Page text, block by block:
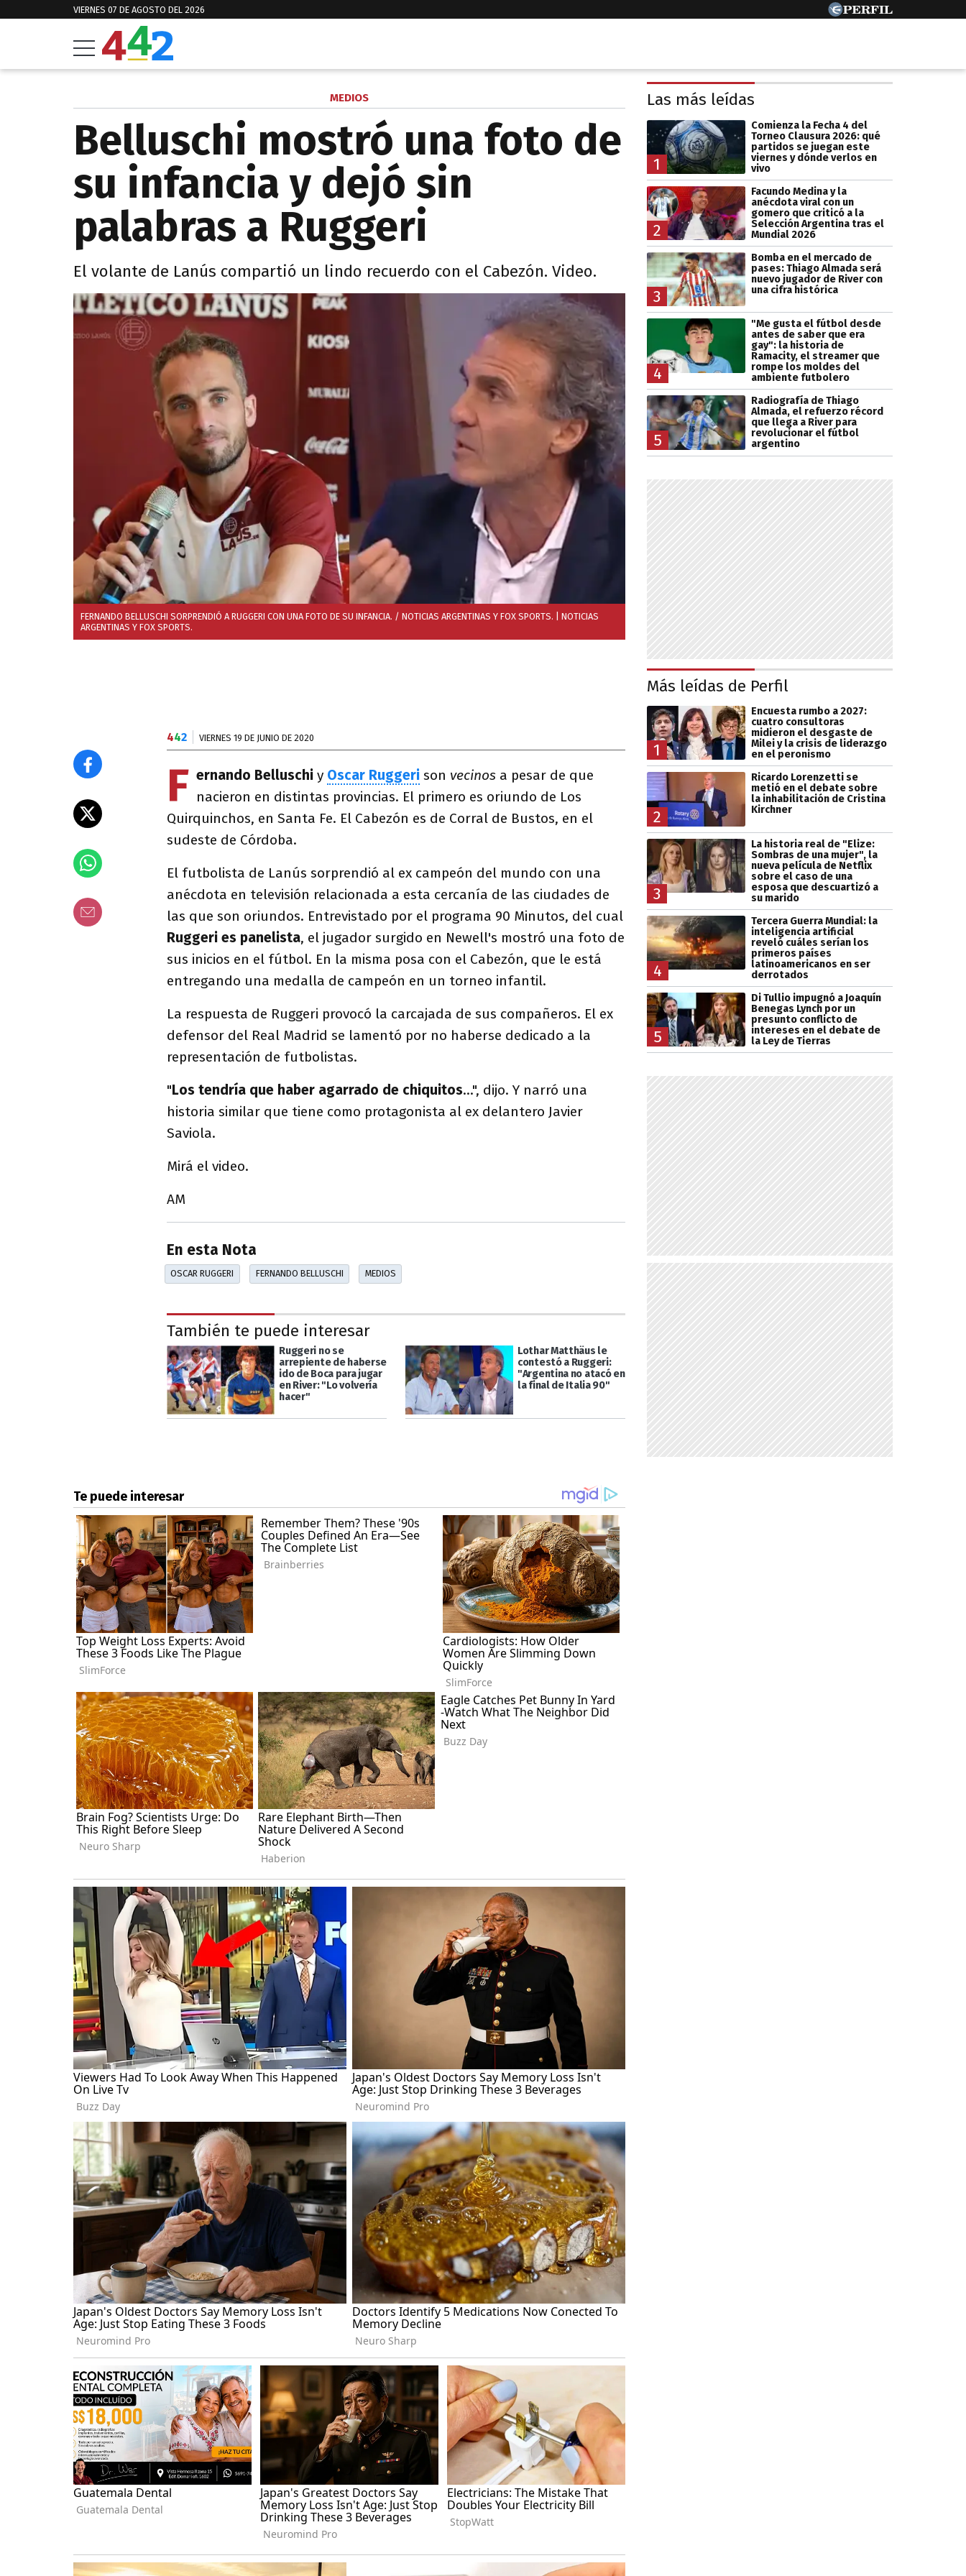
VIERNES 07 DE AGOSTO DEL 2026
MEDIOS
Belluschi mostró una foto de
su infancia y dejó sin
palabras a Ruggeri
El volante de Lanús compartió un lindo recuerdo con el Cabezón. Video.
FERNANDO BELLUSCHI SORPRENDIÓ A RUGGERI CON UNA FOTO DE SU INFANCIA. / NOTICIAS ARGENTINAS Y FOX SPORTS. | NOTICIAS
ARGENTINAS Y FOX SPORTS.
442 VIERNES 19 DE JUNIO DE 2020
F ernando Belluschi y Oscar Ruggeri son vecinos a pesar de que
nacieron en distintas provincias. El primero es oriundo de Los
Quirquinchos, en Santa Fe. El Cabezón es de Corral de Bustos, en el
sudeste de Córdoba.
El futbolista de Lanús sorprendió al ex campeón del mundo con una
anécdota en televisión relacionada a esta cercanía de las ciudades de
las que son oriundos. Entrevistado por el programa 90 Minutos, del cual
Ruggeri es panelista, el jugador surgido en Newell's mostró una foto de
sus inicios en el fútbol. En la misma posa con el Cabezón, que le está
entregando una medalla de campeón en un torneo infantil.
La respuesta de Ruggeri provocó la carcajada de sus compañeros. El ex
defensor del Real Madrid se lamentó por no haberse dedicado a la
representación de futbolistas.
"Los tendría que haber agarrado de chiquitos...", dijo. Y narró una
historia similar que tiene como protagonista al ex delantero Javier
Saviola.
Mirá el video.
AM
En esta Nota
OSCAR RUGGERI FERNANDO BELLUSCHI MEDIOS
También te puede interesar
Ruggeri no se
arrepiente de haberse
ido de Boca para jugar
en River: "Lo volvería
hacer"
Lothar Matthäus le
contestó a Ruggeri:
"Argentina no atacó en
la final de Italia 90"
Las más leídas
1
Comienza la Fecha 4 del
Torneo Clausura 2026: qué
partidos se juegan este
viernes y dónde verlos en
vivo
2
Facundo Medina y la
anécdota viral con un
gomero que criticó a la
Selección Argentina tras el
Mundial 2026
3
Bomba en el mercado de
pases: Thiago Almada será
nuevo jugador de River con
una cifra histórica
4
"Me gusta el fútbol desde
antes de saber que era
gay": la historia de
Ramacity, el streamer que
rompe los moldes del
ambiente futbolero
5
Radiografía de Thiago
Almada, el refuerzo récord
que llega a River para
revolucionar el fútbol
argentino
Más leídas de Perfil
1
Encuesta rumbo a 2027:
cuatro consultoras
midieron el desgaste de
Milei y la crisis de liderazgo
en el peronismo
2
Ricardo Lorenzetti se
metió en el debate sobre
la inhabilitación de Cristina
Kirchner
3
La historia real de "Elize:
Sombras de una mujer", la
nueva película de Netflix
sobre el caso de una
esposa que descuartizó a
su marido
4
Tercera Guerra Mundial: la
inteligencia artificial
reveló cuáles serían los
primeros países
latinoamericanos en ser
derrotados
5
Di Tullio impugnó a Joaquín
Benegas Lynch por un
presunto conflicto de
intereses en el debate de
la Ley de Tierras